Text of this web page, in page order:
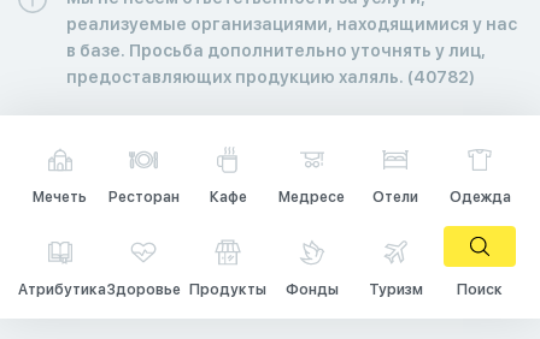
реализуемые организациями, находящимися у нас
в базе. Просьба дополнительно уточнять у лиц,
предоставляющих продукцию халяль. (40782)
Мечеть Ресторан Кафе Медресе Отели Одежда
АтрибутикаЗдоровье Продукты Фонды Туризм Поиск